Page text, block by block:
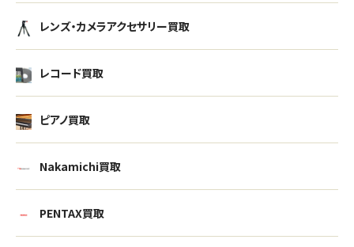
レンズ・カメラアクセサリー買取
レコード買取
ピアノ買取
Nakamichi買取
PENTAX買取